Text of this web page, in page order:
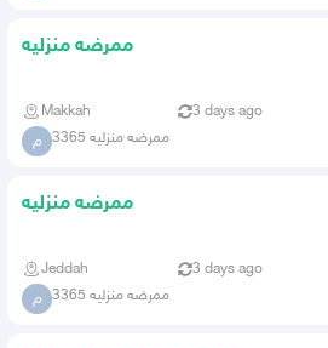
ممرضه منزليه
Makkah 3 days ago
م ممرضه منزليه 3365
ممرضه منزليه
Jeddah 3 days ago
م ممرضه منزليه 3365